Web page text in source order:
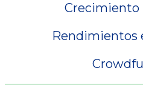
Crecimiento
Rendimientos